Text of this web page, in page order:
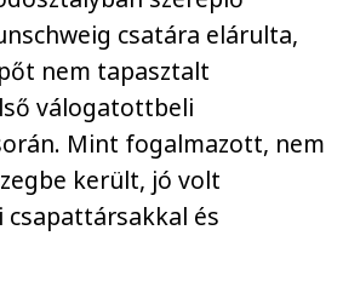
csatára elárulta,
nem tapasztalt
válogatottbeli
Mint fogalmazott, nem
került, jó volt
és